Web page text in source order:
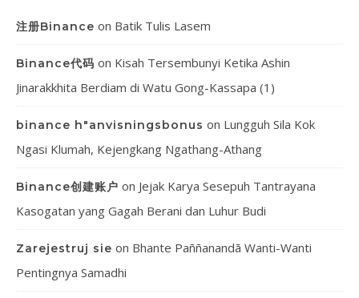
注册Binance on Batik Tulis Lasem
Binance代码 on Kisah Tersembunyi Ketika Ashin
Jinarakkhita Berdiam di Watu Gong-Kassapa (1)
binance h"anvisningsbonus on Lungguh Sila Kok
Ngasi Klumah, Kejengkang Ngathang-Athang
Binance创建账户 on Jejak Karya Sesepuh Tantrayana
Kasogatan yang Gagah Berani dan Luhur Budi
Zarejestruj sie on Bhante Paññanandā Wanti-Wanti
Pentingnya Samadhi